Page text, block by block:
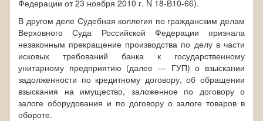
Федерации от 23 ноября 2010 г. N 18-В10-66).
В другом деле Судебная коллегия по гражданским делам
Верховного Суда Российской Федерации признала
незаконным прекращение производства по делу в части
исковых требований банка к государственному
унитарному предприятию (далее — ГУП) о взыскании
задолженности по кредитному договору, об обращении
взыскания на имущество, заложенное по договору о
залоге оборудования и по договору о залоге товаров в
обороте.